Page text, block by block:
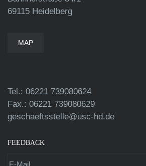
69115 Heidelberg
MAP
Tel.: 06221 739080624
Fax.: 06221 739080629
geschaeftsstelle@usc-hd.de
FEEDBACK